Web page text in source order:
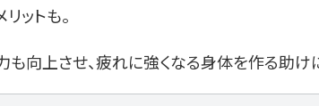
ットも。
も向上させ、疲れに強くなる身体を作る助け